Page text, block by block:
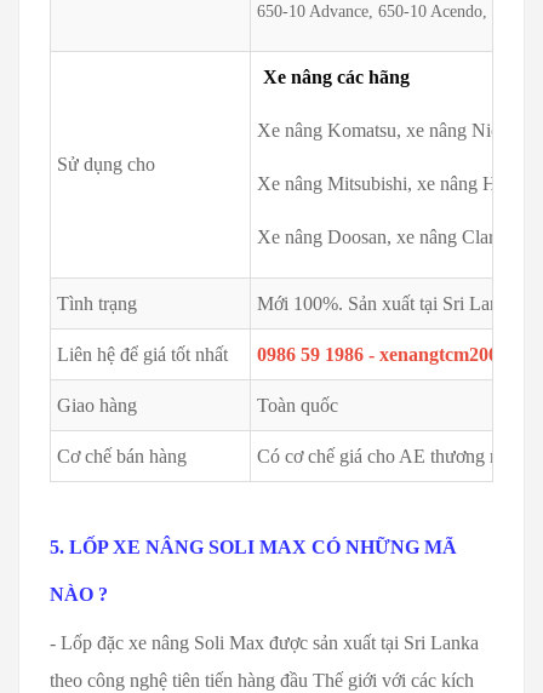
650-10 Advance, 650-10 Acendo, 650-
Sử dụng cho
Xe nâng các hãng
Xe nâng Komatsu, xe nâng
Xe nâng Mitsubishi, xe nâng
Xe nâng Doosan, xe nâng Clark, xe
Tình trạng Mới 100%. Sản xuất tại Sri Lanka
Liên hệ để giá tốt nhất 0986 59 1986 -
Giao hàng Toàn quốc
Cơ chế bán hàng Có cơ chế giá cho AE thương mại -
5. LỐP XE NÂNG SOLI MAX CÓ NHỮNG MÃ
NÀO ?
- Lốp đặc xe nâng Soli Max được sản xuất tại Sri Lanka
theo công nghệ tiên tiến hàng đầu Thế giới với các kích